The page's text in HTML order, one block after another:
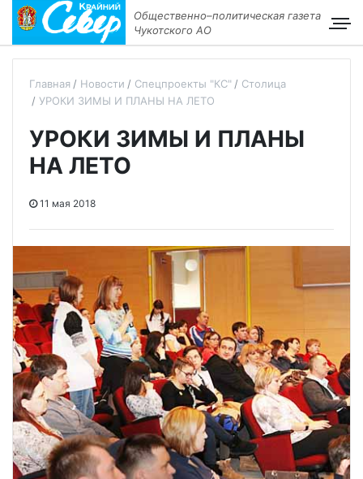
Общественно–политическая газета
Чукотского АО
Главная Новости Спецпроекты "КС"
Столица
УРОКИ ЗИМЫ И ПЛАНЫ НА ЛЕТО
УРОКИ ЗИМЫ И ПЛАНЫ
НА ЛЕТО
11 мая 2018